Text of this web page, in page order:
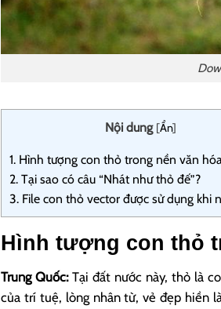
Nội dung [Ẩn]
1. Hình tượng con thỏ trong nền văn
2. Tại sao có câu “Nhát như thỏ đế”?
3. File con thỏ vector được sử dụng khi
Hình tượng con thỏ
Trung Quốc:Tại đất nước này, thỏ là
của trí tuệ, lòng nhân từ, vẻ đẹp hiền